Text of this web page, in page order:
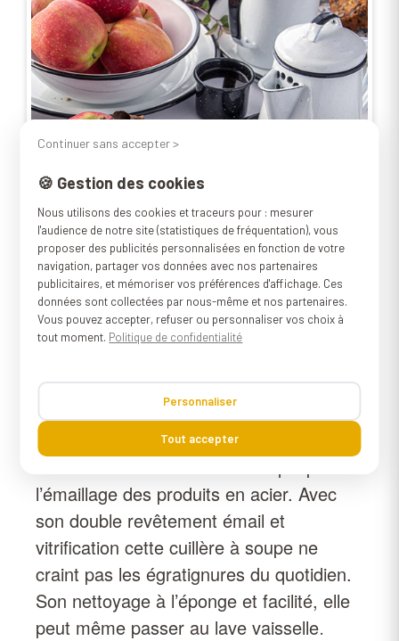
Qualité et légèreté
Les produits Graniteware sont depuis
1871 reconnus pour la qualité de leur
l’émaillage des produits en acier. Avec
son double revêtement émail et
vitrification cette cuillère à soupe ne
craint pas les égratignures du quotidien.
Son nettoyage à l’éponge et facilité, elle
peut même passer au lave vaisselle
Continuer sans accepter >
🍪 Gestion des cookies
Nous utilisons des cookies et traceurs pour : mesurer
l'audience de notre site (statistiques de fréquentation), vous
proposer des publicités personnalisées en fonction de votre
navigation, partager vos données avec nos partenaires
publicitaires, et mémoriser vos préférences d'affichage. Ces
données sont collectées par nous-même et nos partenaires.
Vous pouvez accepter, refuser ou personnaliser vos choix à
tout moment. Politique de confidentialité
Personnaliser
Tout accepter